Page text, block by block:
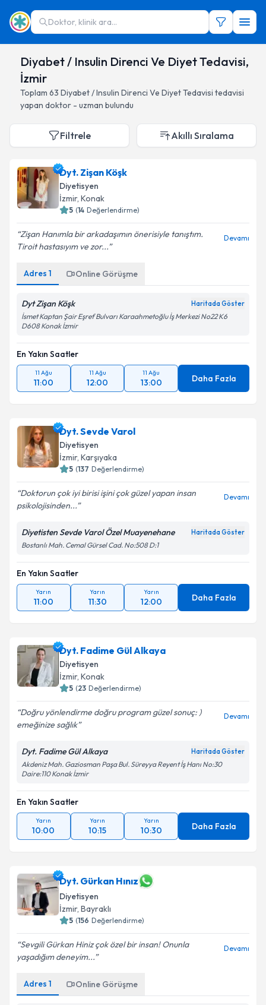
Doktor, klinik ara...
Diyabet / Insulin Direnci Ve Diyet Tedavisi,
İzmir
Toplam 63 Diyabet / Insulin Direnci Ve Diyet Tedavisi tedavisi
yapan doktor - uzman bulundu
Filtrele Akıllı Sıralama
Dyt. Zişan Köşk
Diyetisyen
İzmir, Konak
5 (14 Değerlendirme)
Zişan Hanımla bir arkadaşımın önerisiyle tanıştım.
Tiroit hastasıyım ve zor...
Devamı
Adres 1 Online Görüşme
Dyt Zişan Köşk Haritada Göster
İsmet Kaptan Şair Eşref Bulvarı Karaahmetoğlu İş Merkezi No22 K6
D608 Konak İzmir
En Yakın Saatler
11 Ağu
11:00
11 Ağu
12:00
11 Ağu
13:00 Daha Fazla
Dyt. Sevde Varol
Diyetisyen
İzmir, Karşıyaka
5 (137 Değerlendirme)
Doktorun çok iyi birisi işini çok güzel yapan insan
psikolojisinden...
Devamı
Diyetisten Sevde Varol Özel Muayenehane Haritada Göster
Bostanlı Mah. Cemal Gürsel Cad. No:508 D:1
En Yakın Saatler
Yarın
11:00
Yarın
11:30
Yarın
12:00 Daha Fazla
Dyt. Fadime Gül Alkaya
Diyetisyen
İzmir, Konak
5 (23 Değerlendirme)
Doğru yönlendirme doğru program güzel sonuç: )
emeğinize sağlık
Devamı
Dyt. Fadime Gül Alkaya Haritada Göster
Akdeniz Mah. Gaziosman Paşa Bul. Süreyya Reyent İş Hanı No:30
Daire:110 Konak İzmir
En Yakın Saatler
Yarın
10:00
Yarın
10:15
Yarın
10:30 Daha Fazla
Dyt. Gürkan Hınız
Diyetisyen
İzmir, Bayraklı
5 (156 Değerlendirme)
Sevgili Gürkan Hiniz çok özel bir insan! Onunla
yaşadığım deneyim...
Devamı
Adres 1 Online Görüşme